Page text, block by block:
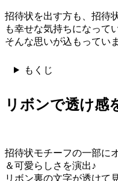
招待状を出す方も、招待
も幸せな気持ちになって
そんな思いが込もってい
もくじ
リボンで透け感
招待状モチーフの一部に
＆可愛らしさを演出♪
リボン裏の文字が透けて